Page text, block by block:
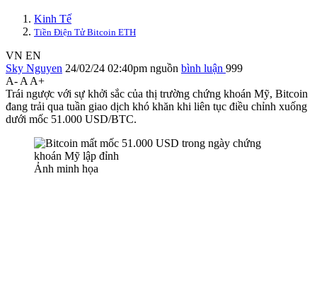
Kinh Tế
Tiền Điện Tử Bitcoin ETH
VN EN
Sky Nguyen 24/02/24 02:40pm nguồn bình luận 999
A- A A+
Trái ngược với sự khởi sắc của thị trường chứng khoán Mỹ, Bitcoin
đang trải qua tuần giao dịch khó khăn khi liên tục điều chỉnh xuống
dưới mốc 51.000 USD/BTC.
Ảnh minh họa